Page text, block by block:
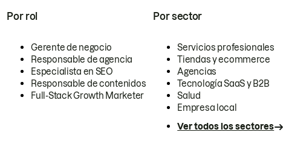
Por rol
Gerente de negocio
Responsable de agencia
Especialista en SEO
Responsable de contenidos
Full-Stack Growth Marketer
Por sector
Servicios profesionales
Tiendas y ecommerce
Agencias
Tecnología SaaS y B2B
Salud
Empresa local
Ver todos los sectores